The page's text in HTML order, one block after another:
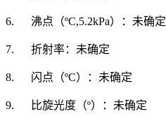
6. 沸点（ºC,5.2kPa）：未确定
7. 折射率：未确定
8. 闪点（ºC）：未确定
9. 比旋光度（º）：未确定